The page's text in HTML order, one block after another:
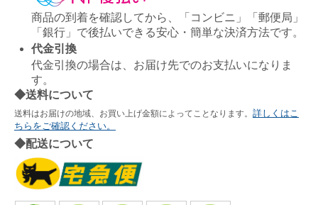
商品の到着を確認してから、「コンビニ」「郵便局」
「銀行」で後払いできる安心・簡単な決済方法です。
代金引換
代金引換の場合は、お届け先でのお支払いになりま
す。
◆送料について
送料はお届けの地域、お買い上げ金額によってことなります。 詳しくはこ
ちらをご確認ください。
◆配送について